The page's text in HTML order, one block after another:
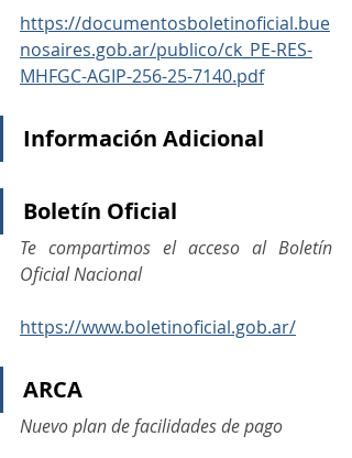
https://documentosboletinoficial.bue
nosaires.gob.ar/publico/ck_PE-RES-
MHFGC-AGIP-256-25-7140.pdf
Información Adicional
Boletín Oficial
Te compartimos el acceso al Boletín
Oficial Nacional
https://www.boletinoficial.gob.ar/
ARCA
Nuevo plan de facilidades de pago